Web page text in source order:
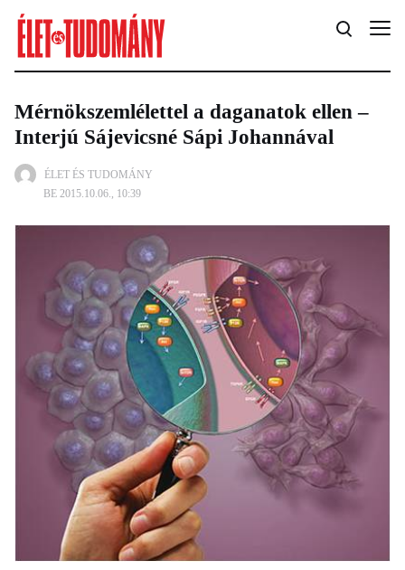
ÉLET ÉS TUDOMÁNY
BE 2015.10.06., 10:39
Mérnökszemlélettel a daganatok ellen –
Interjú Sájevicsné Sápi Johannával